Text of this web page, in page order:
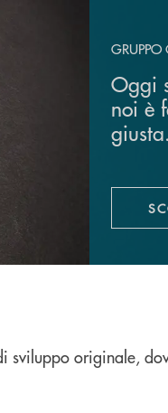
GRUPPO
Oggi
noi è
sviluppo originale,